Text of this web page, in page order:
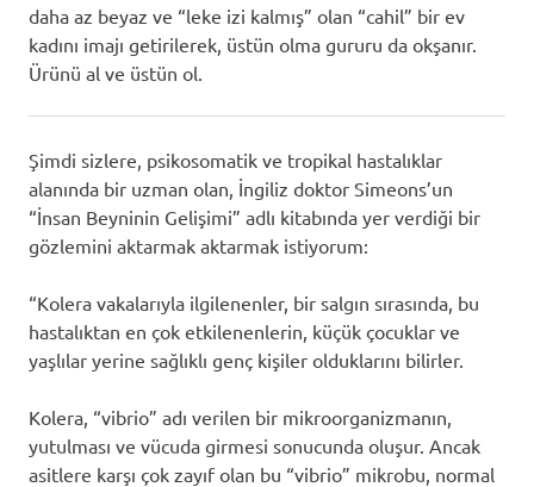
daha az beyaz ve “leke izi kalmış” olan “cahil” bir ev
kadını imajı getirilerek, üstün olma gururu da okşanır.
Ürünü al ve üstün ol.
Şimdi sizlere, psikosomatik ve tropikal hastalıklar
alanında bir uzman olan, İngiliz doktor Simeons’un
“İnsan Beyninin Gelişimi” adlı kitabında yer verdiği bir
gözlemini aktarmak aktarmak istiyorum:
“Kolera vakalarıyla ilgilenenler, bir salgın sırasında, bu
hastalıktan en çok etkilenenlerin, küçük çocuklar ve
yaşlılar yerine sağlıklı genç kişiler olduklarını bilirler.
Kolera, “vibrio” adı verilen bir mikroorganizmanın,
yutulması ve vücuda girmesi sonucunda oluşur. Ancak
asitlere karşı çok zayıf olan bu “vibrio” mikrobu, normal